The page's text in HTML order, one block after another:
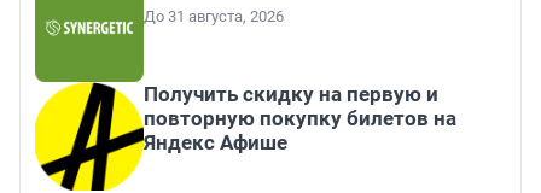
До 31 августа, 2026
Получить скидку на первую и
повторную покупку билетов на
Яндекс Афише